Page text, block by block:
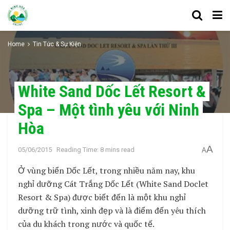
Home Tin Tức & Sự Kiện
White Sand Dốc Lết Resort &
Spa – Một tình yêu với Ninh
Hòa
05/06/2015 Reading Time: 8 mins read AA
Ở vùng biển Dốc Lết, trong nhiều năm nay, khu
nghỉ dưỡng Cát Trắng Dốc Lết (White Sand Doclet
Resort & Spa) được biết đến là một khu nghỉ
dưỡng trữ tình, xinh đẹp và là điểm đến yêu thích
của du khách trong nước và quốc tế.